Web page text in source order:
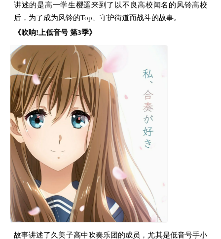
讲述的是高一学生樱遥来到了以不良高校闻名的风铃高校
后，为了成为风铃的Top、守护街道而战斗的故事。
《吹响!上低音号 第3季》
故事讲述了久美子高中吹奏乐团的成员，尤其是低音号手小